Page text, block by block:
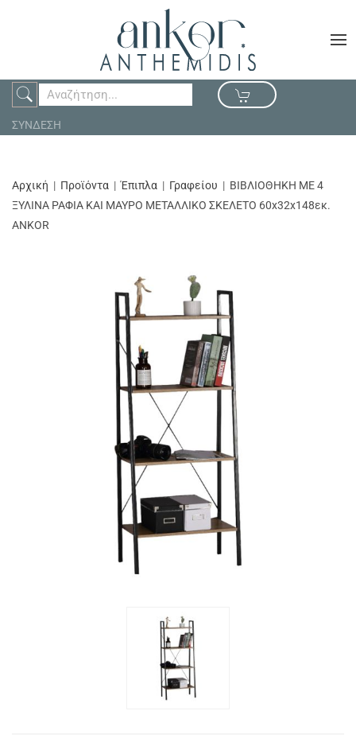
ΣΥΝΔΕΣΗ
Αρχική Προϊόντα Έπιπλα Γραφείου
ΒΙΒΛΙΟΘΗΚΗ ΜΕ 4
ΞΥΛΙΝΑ ΡΑΦΙΑ ΚΑΙ ΜΑΥΡΟ ΜΕΤΑΛΛΙΚΟ ΣΚΕΛΕΤΟ 60x32x148εκ.
ANKOR